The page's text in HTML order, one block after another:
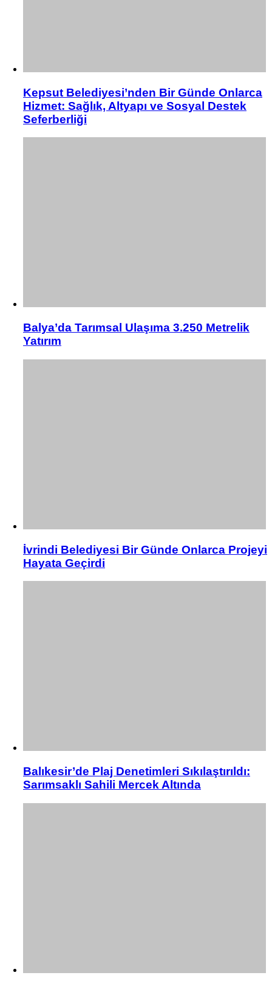
Kepsut Belediyesi’nden Bir Günde Onlarca
Hizmet: Sağlık, Altyapı ve Sosyal Destek
Seferberliği
Balya’da Tarımsal Ulaşıma 3.250 Metrelik
Yatırım
İvrindi Belediyesi Bir Günde Onlarca Projeyi
Hayata Geçirdi
Balıkesir’de Plaj Denetimleri Sıkılaştırıldı:
Sarımsaklı Sahili Mercek Altında